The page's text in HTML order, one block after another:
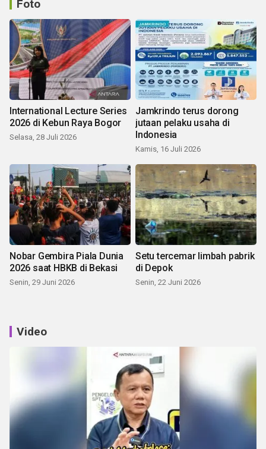
Foto
International Lecture Series
2026 di Kebun Raya Bogor
Selasa, 28 Juli 2026
Jamkrindo terus dorong
jutaan pelaku usaha di
Indonesia
Kamis, 16 Juli 2026
Nobar Gembira Piala Dunia
2026 saat HBKB di Bekasi
Senin, 29 Juni 2026
Setu tercemar limbah pabrik
di Depok
Senin, 22 Juni 2026
Video